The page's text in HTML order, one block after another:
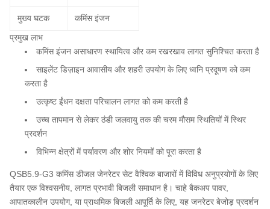
मुख्य घटक
कमिंस इंजन
प्रमुख लाभ
कमिंस इंजन असाधारण स्थायित्व और कम रखरखाव लागत सुनिश्चित करता है
साइलेंट डिज़ाइन आवासीय और शहरी उपयोग के लिए ध्वनि प्रदूषण को कम
करता है
उत्कृष्ट ईंधन दक्षता परिचालन लागत को कम करती है
उच्च तापमान से लेकर ठंडी जलवायु तक की चरम मौसम स्थितियों में स्थिर
प्रदर्शन
विभिन्न क्षेत्रों में पर्यावरण और शोर नियमों को पूरा करता है
QSB5.9-G3 कमिंस डीजल जेनरेटर सेट वैश्विक बाजारों में विविध अनुप्रयोगों के लिए
तैयार एक विश्वसनीय, लागत प्रभावी बिजली समाधान है। चाहे बैकअप पावर,
आपातकालीन उपयोग, या प्राथमिक बिजली आपूर्ति के लिए, यह जनरेटर बेजोड़ प्रदर्शन